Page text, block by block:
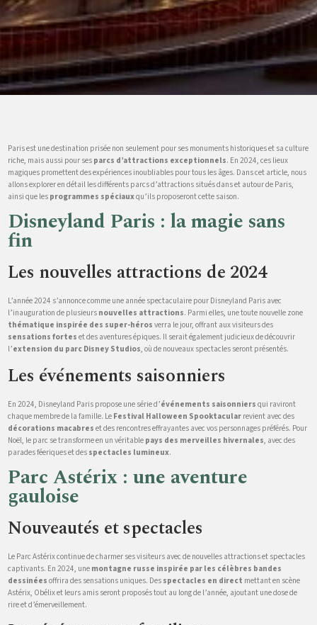
Paris est une destination prisée non seulement pour ses monuments historiques et sa culture
riche, mais aussi pour ses parcs d’attractions exceptionnels. En 2024, ces lieux
magiques promettent des expériences inoubliables pour tous les âges. Dans cet article, nous
allons explorer en détail les différents parcs d’attractions situés dans et autour de Paris,
ainsi que les programmes spéciauxqu’ils proposeront cette saison.
Disneyland Paris : la magie sans
fin
Les nouvelles attractions de 2024
L’année 2024 s’annonce comme une année spectaculaire pour Disneyland Paris avec
l’inauguration de plusieurs nouvelles attractions. Parmi elles, une toute nouvelle zone
thématique inspirée des super-héros verra le jour, offrant aux visiteurs des
sensations fortes et des aventures épiques. Il serait également judicieux de découvrir
l’extension du parc Disney Studios, où de nouveaux spectacles seront présentés.
Les événements saisonniers
En 2024, Disneyland Paris propose une série d’événements saisonniers qui raviront
chaque membre de la famille. Le Festival Halloween Spooktacular revient avec des
décorations macabres et des rencontres effrayantes avec vos personnages préférés. Pour
Noël, le parc se transforme en un véritable pays des merveilles hivernales, avec des
parades féeriques et des spectacles lumineux.
Parc Astérix : une aventure
gauloise
Nouveautés et spectacles
Le Parc Astérix continue de charmer ses visiteurs avec de nouvelles attractions et spectacles
captivants. En 2024, une montagne russe inspirée par les célèbres bandes
dessinées offrira des sensations uniques. Des spectacles en direct mettant en scène
Astérix, Obélix et leurs amis seront proposés tout au long de l’année, ajoutant une dose de
rire et d’émerveillement.